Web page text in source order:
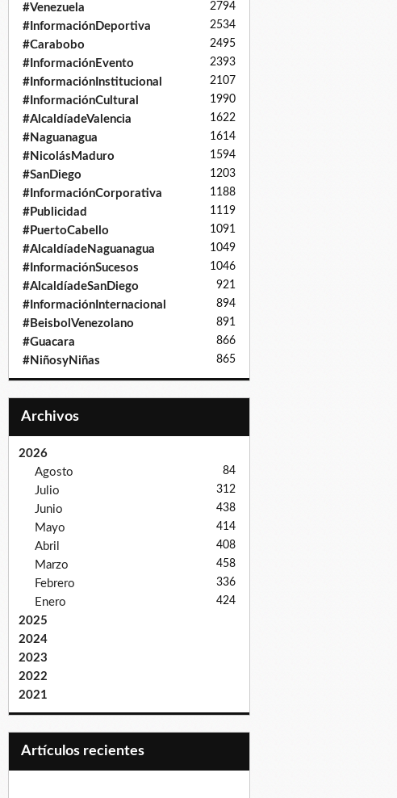
#Venezuela 2794
#InformaciónDeportiva 2534
#Carabobo 2495
#InformaciónEvento 2393
#InformaciónInstitucional 2107
#InformaciónCultural 1990
#AlcaldíadeValencia 1622
#Naguanagua 1614
#NicolásMaduro 1594
#SanDiego 1203
#InformaciónCorporativa 1188
#Publicidad 1119
#PuertoCabello 1091
#AlcaldíadeNaguanagua 1049
#InformaciónSucesos 1046
#AlcaldíadeSanDiego 921
#InformaciónInternacional 894
#BeisbolVenezolano 891
#Guacara 866
#NiñosyNiñas 865
Archivos
2026
Agosto
84
Julio 312
Junio 438
Mayo 414
Abril 408
Marzo 458
Febrero 336
Enero 424
2025
2024
2023
2022
2021
Artículos recientes